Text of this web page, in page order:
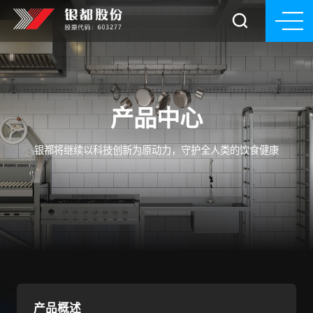
产品中心
银都将继续以科技创新为原动力，守护全人类的饮食健康
产品概述